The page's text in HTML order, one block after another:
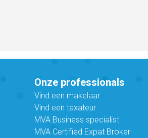
Onze professionals
Vind een makelaar
Vind een taxateur
MVA Business specialist
MVA Certified Expat Broker